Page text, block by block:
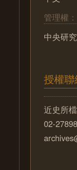
管理權：
中央研
授權
近史所
02-